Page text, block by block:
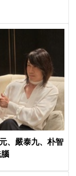
、嚴泰九、朴智